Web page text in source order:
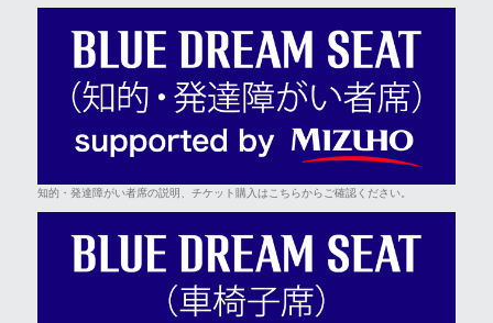
知的・発達障がい者席の説明、チケット購入はこちらからご確認ください。